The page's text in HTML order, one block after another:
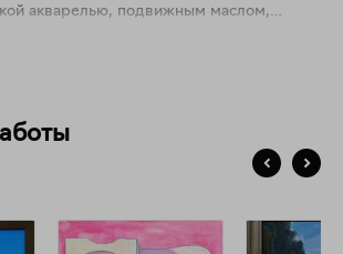
акварелью, подвижным маслом,
отдает предпочтение
окружающего мира, подчеркнуть его
завораживает изменчивость и живость
путешествия, горы, хвойные
благодарна возможности делиться своим
числе, международных проектов -
акварели в Польше 2021 года.